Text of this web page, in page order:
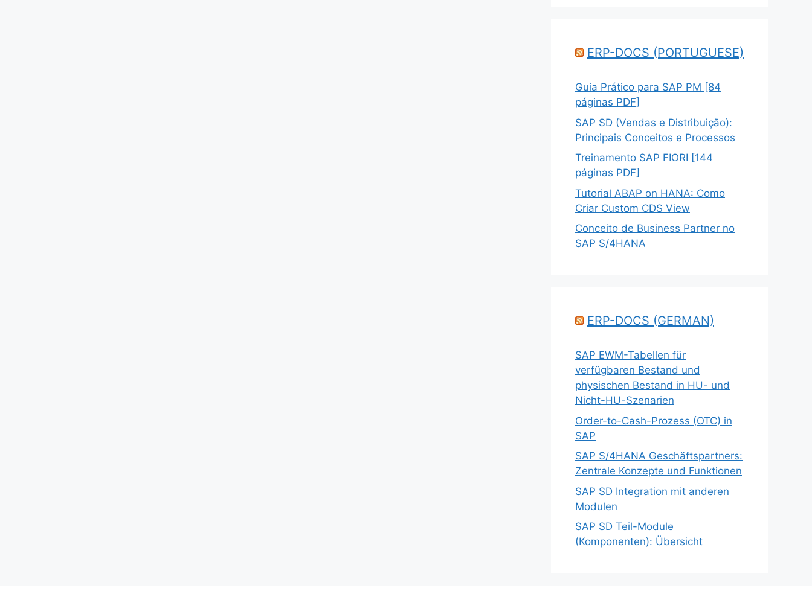
ERP-DOCS (PORTUGUESE)
Guia Prático para SAP PM [84
páginas PDF]
SAP SD (Vendas e Distribuição):
Principais Conceitos e Processos
Treinamento SAP FIORI [144
páginas PDF]
Tutorial ABAP on HANA: Como
Criar Custom CDS View
Conceito de Business Partner no
SAP S/4HANA
ERP-DOCS (GERMAN)
SAP EWM-Tabellen für
verfügbaren Bestand und
physischen Bestand in HU- und
Nicht-HU-Szenarien
Order-to-Cash-Prozess (OTC) in
SAP
SAP S/4HANA Geschäftspartners:
Zentrale Konzepte und Funktionen
SAP SD Integration mit anderen
Modulen
SAP SD Teil-Module
(Komponenten): Übersicht